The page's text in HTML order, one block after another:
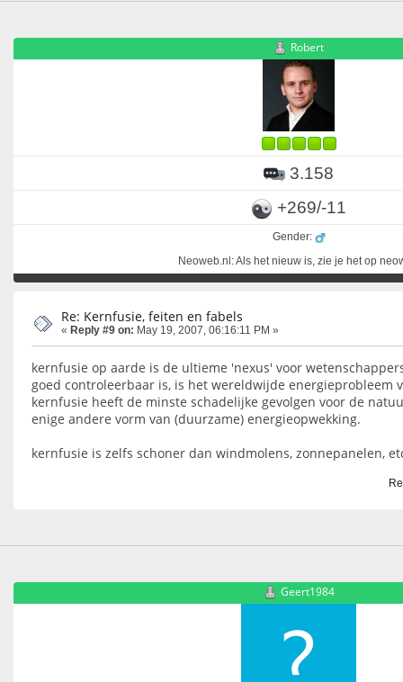
Robert
3.158
+269/-11
Gender:
Neoweb.nl: Als het nieuw is, zie je het op
Re: Kernfusie, feiten en fabels
« Reply #9 on: May 19, 2007, 06:16:11 PM »
kernfusie op aarde is de ultieme 'nexus' voor
goed controleerbaar is, is het wereldwijde energieprobleem
kernfusie heeft de minste schadelijke gevolgen voor de
enige andere vorm van (duurzame) energieopwekking.
kernfusie is zelfs schoner dan windmolens, zonnepanelen,
Geert1984